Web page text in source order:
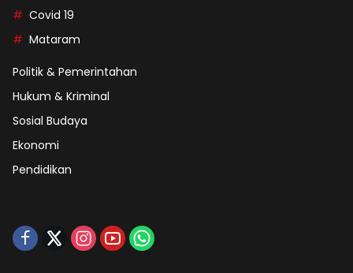
Covid 19
Mataram
Politik & Pemerintahan
Hukum & Kriminal
Sosial Budaya
Ekonomi
Pendidikan